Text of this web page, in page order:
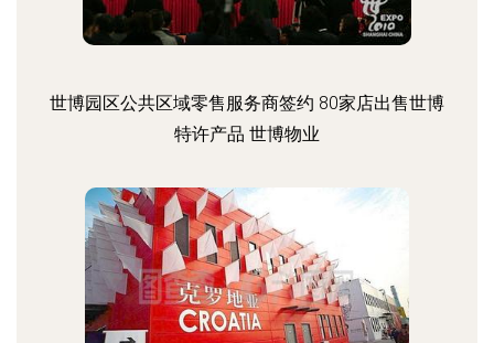
世博园区公共区域零售服务商签约 80家店出售世博
特许产品 世博物业